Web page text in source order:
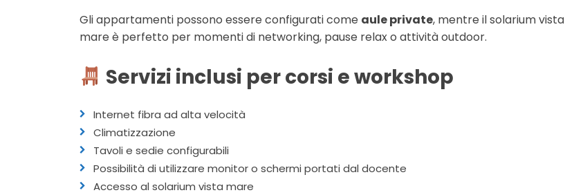
Gli appartamenti possono essere configurati come aule private, mentre il solarium vista
mare è perfetto per momenti di networking, pause relax o attività outdoor.
Servizi inclusi per corsi e workshop
Internet fibra ad alta velocità
Climatizzazione
Tavoli e sedie configurabili
Possibilità di utilizzare monitor o schermi portati dal docente
Accesso al solarium vista mare